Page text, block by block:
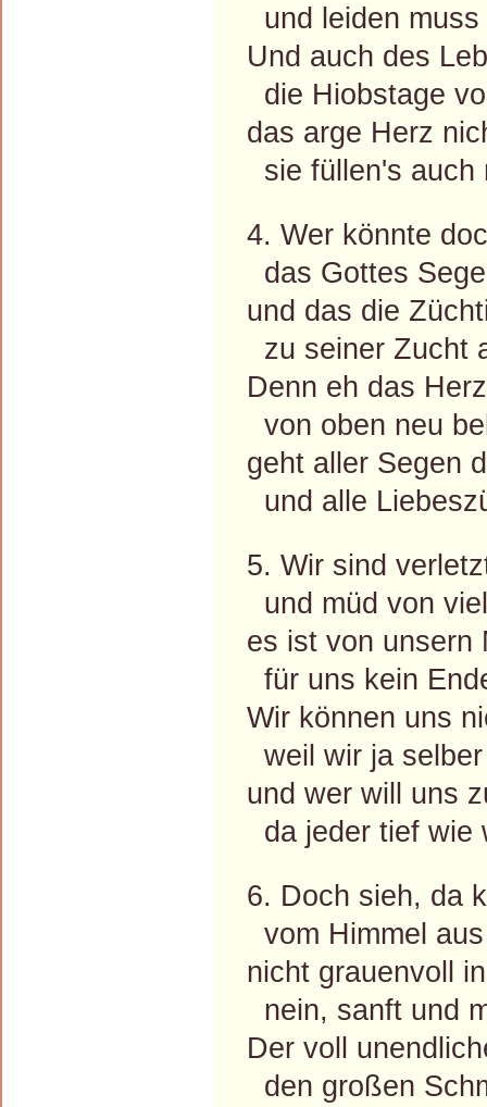
und leiden
Und auch des
die Hiobstage
das arge Herz
sie füllen's auch
4. Wer könnte
das Gottes
und das die
zu seiner Zucht
Denn eh das
von oben neu
geht aller Segen
und alle
5. Wir sind
und müd von
es ist von unsern
für uns kein
Wir können uns
weil wir ja
und wer will uns
da jeder tief wie
6. Doch sieh, da
vom Himmel
nicht grauenvoll
nein, sanft und
Der voll
den großen